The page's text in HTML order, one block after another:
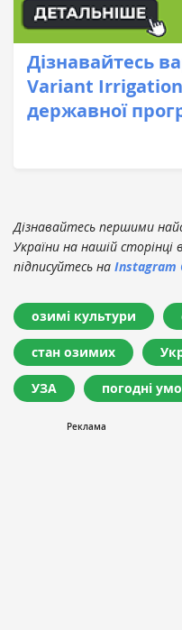
Дізнавайтесь
Variant
державної
Дізнавайтесь першими
України на нашій сторінці в
підписуйтесь на Instagram
озимі культури
стан озимих
УЗА погодні